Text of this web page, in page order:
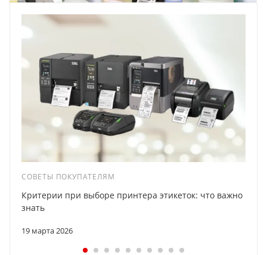
СОВЕТЫ ПОКУПАТЕЛЯМ
19 марта 2026
Критерии при выборе принтера этикеток: что важно
знать